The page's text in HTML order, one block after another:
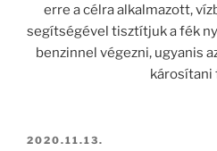
erre a célra alkalmazott,
segítségével tisztítjuk a fék
benzinnel végezni, ugyanis
károsítani
BEKÜLDVE:
2020.11.13.